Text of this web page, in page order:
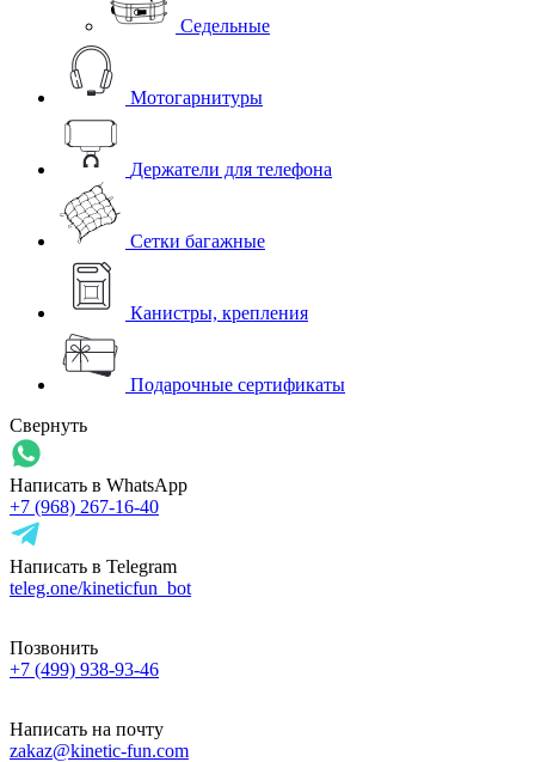
Седельные
Мотогарнитуры
Держатели для телефона
Сетки багажные
Канистры, крепления
Подарочные сертификаты
Свернуть
Написать в WhatsApp
+7 (968) 267-16-40
Написать в Telegram
teleg.one/kineticfun_bot
Позвонить
+7 (499) 938-93-46
Написать на почту
zakaz@kinetic-fun.com